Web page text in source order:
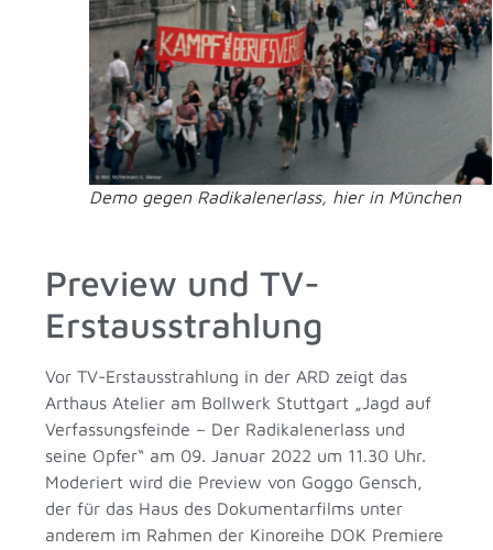
Demo gegen Radikalenerlass, hier in München
Preview und TV-
Erstausstrahlung
Vor TV-Erstausstrahlung in der ARD zeigt das
Arthaus Atelier am Bollwerk Stuttgart „Jagd auf
Verfassungsfeinde – Der Radikalenerlass und
seine Opfer“ am 09. Januar 2022 um 11.30 Uhr.
Moderiert wird die Preview von Goggo Gensch,
der für das Haus des Dokumentarfilms unter
anderem im Rahmen der Kinoreihe DOK Premiere